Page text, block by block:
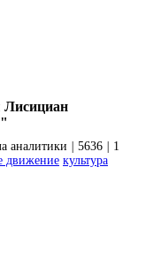
аналитики 5636
1
движение культура